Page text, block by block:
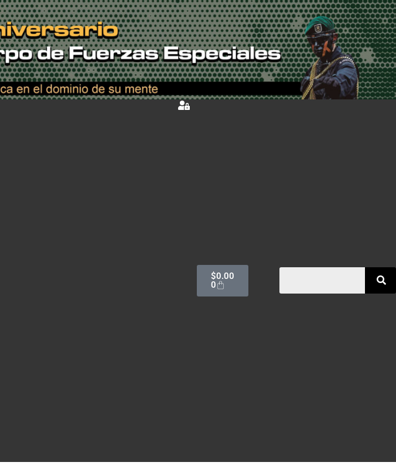
$0.00
0